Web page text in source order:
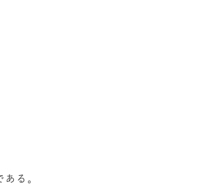
ある。